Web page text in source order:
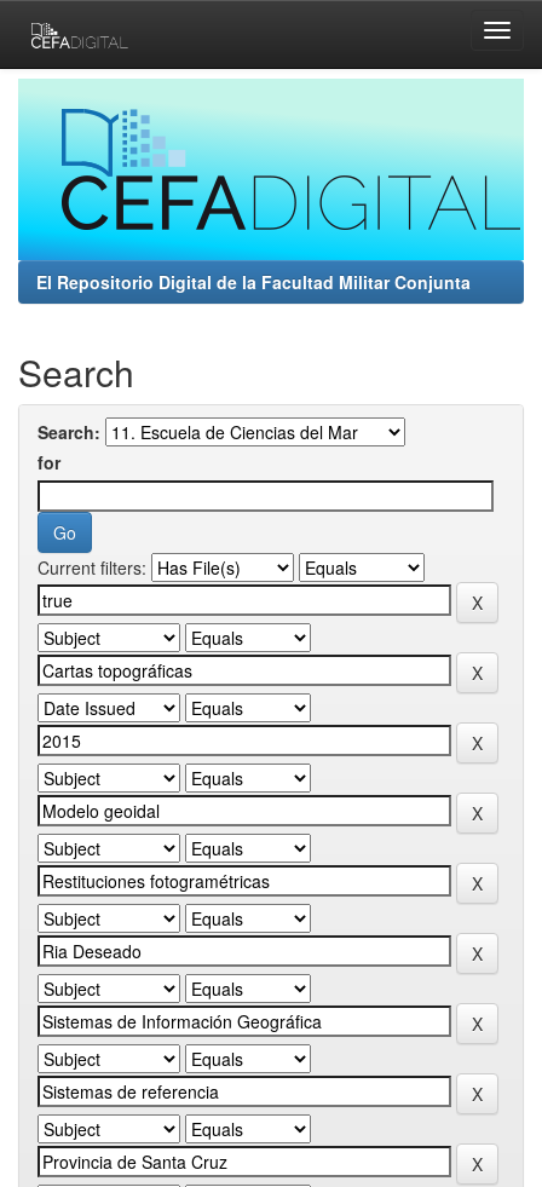
navigation
El Repositorio Digital de la Facultad Militar Conjunta
Search
Search:
for
Current filters: